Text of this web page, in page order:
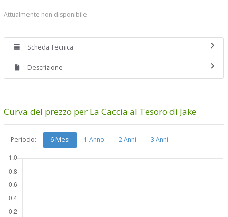
Attualmente non disponibile
Scheda Tecnica
Descrizione
Curva del prezzo per La Caccia al Tesoro di Jake
Periodo: 6 Mesi 1 Anno 2 Anni 3 Anni